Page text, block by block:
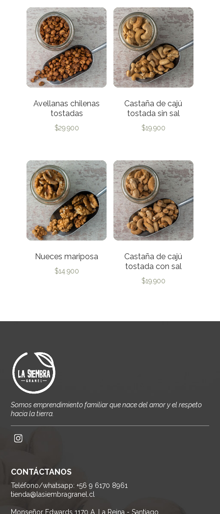
Avellanas chilenas
tostadas
$29.900
Castaña de cajú
tostada sin sal
$19.900
Nueces mariposa
$14.900
Castaña de cajú
tostada con sal
$19.900
Somos emprendimiento familiar que nace del amor y el respeto
hacia la tierra.
CONTÁCTANOS
Teléfono/whatsapp: +56 9 6170 8961
tienda@lasiembragranel.cl
Monseñor Edwards 1170 A, La Reina - Santiago.